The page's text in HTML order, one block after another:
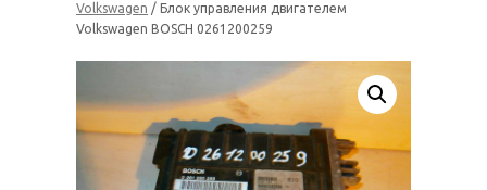
Volkswagen / Блок управления двигателем
Volkswagen BOSCH 0261200259